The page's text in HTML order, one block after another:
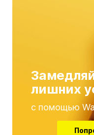
лишних
с помощью